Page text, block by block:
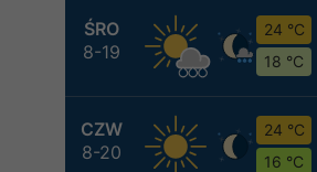
ŚRO
8-19
24 °C
18 °C
CZW
8-20
24 °C
16 °C